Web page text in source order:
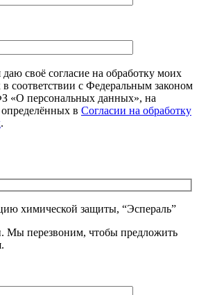
своё согласие на обработку моих
соответствии с Федеральным законом
«О персональных данных», на
в Согласии на обработку
.
химической защиты, “Эспераль”
Мы перезвоним, чтобы предложить